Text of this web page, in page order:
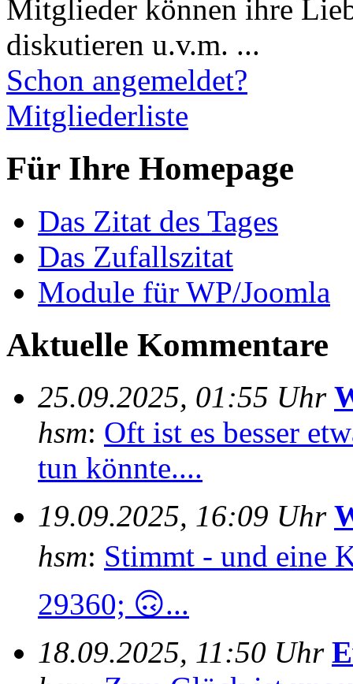
Mitglieder können ihre
diskutieren u.v.m. ...
Schon angemeldet?
Mitgliederliste
Für Ihre Homepage
Das Zitat des Tages
Das Zufallszitat
Module für WP/Joomla
Aktuelle Kommentare
25.09.2025, 01:55 Uhr
hsm: Oft ist es besser
tun könnte....
19.09.2025, 16:09 Uhr
hsm: Stimmt - und eine
29360; 🙃...
18.09.2025, 11:50 Uhr